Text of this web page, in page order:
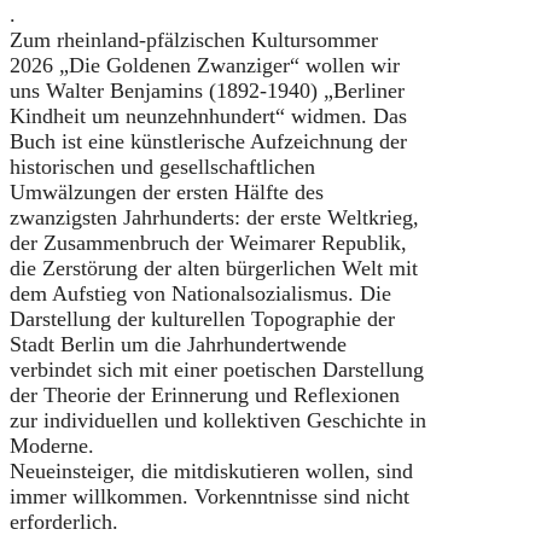
.
Zum rheinland-pfälzischen Kultursommer
2026 „Die Goldenen Zwanziger“ wollen wir
uns Walter Benjamins (1892-1940) „Berliner
Kindheit um neunzehnhundert“ widmen. Das
Buch ist eine künstlerische Aufzeichnung der
historischen und gesellschaftlichen
Umwälzungen der ersten Hälfte des
zwanzigsten Jahrhunderts: der erste Weltkrieg,
der Zusammenbruch der Weimarer Republik,
die Zerstörung der alten bürgerlichen Welt mit
dem Aufstieg von Nationalsozialismus. Die
Darstellung der kulturellen Topographie der
Stadt Berlin um die Jahrhundertwende
verbindet sich mit einer poetischen Darstellung
der Theorie der Erinnerung und Reflexionen
zur individuellen und kollektiven Geschichte in
Moderne.
Neueinsteiger, die mitdiskutieren wollen, sind
immer willkommen. Vorkenntnisse sind nicht
erforderlich.